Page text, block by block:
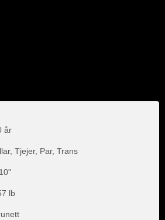
år
Tjejer, Par, Trans
lb